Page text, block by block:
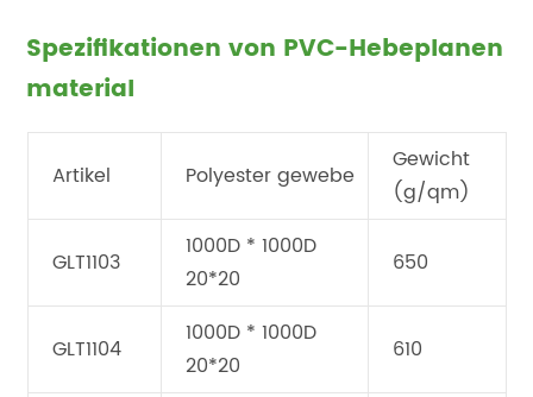
Spezifikationen von PVC-Hebeplanen
material
Artikel Polyester gewebe
Gewicht
(g/qm)
GLT1103
1000D * 1000D
20*20
650
GLT1104
1000D * 1000D
20*20
610